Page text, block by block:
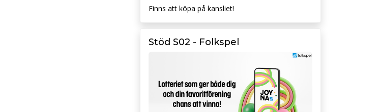
Finns att köpa på kansliet!
Stöd S02 - Folkspel